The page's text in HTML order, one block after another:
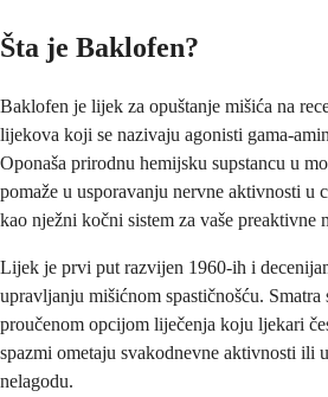
Šta je Baklofen?
Baklofen je lijek za opuštanje mišića na
lijekova koji se nazivaju agonisti gama-
Oponaša prirodnu hemijsku supstancu u
pomaže u usporavanju nervne aktivnosti u
kao nježni kočni sistem za vaše preaktivne
Lijek je prvi put razvijen 1960-ih i
upravljanju mišićnom spastičnošću. Smatra
proučenom opcijom liječenja koju ljekari
spazmi ometaju svakodnevne aktivnosti ili
nelagodu.